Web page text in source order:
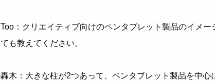
Too：クリエイティブ向けのペンタブレット製品のイメ
ても教えてください。
轟木：大きな柱が2つあって、ペンタブレット製品を中心